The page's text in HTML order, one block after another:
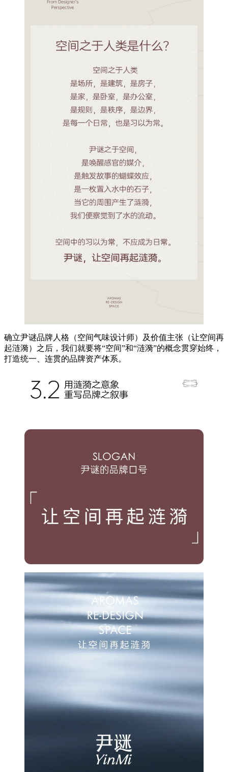
确立尹谜品牌人格（空间气味设计师）及价值主张（让空间再
起涟漪）之后，我们就要将“空间”和“涟漪”的概念贯穿始终，
打造统一、连贯的品牌资产体系。